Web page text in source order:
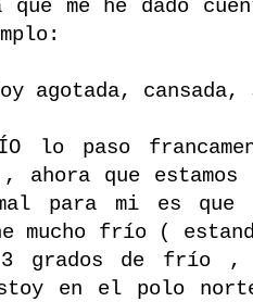
que me he dado
agotada,
lo paso
ahora que estamos
para mi es que
mucho frío (
grados de frío ,
en el polo